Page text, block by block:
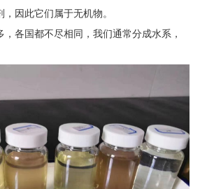
因此它们属于无机物。
各国都不尽相同，我们通常分成水系，